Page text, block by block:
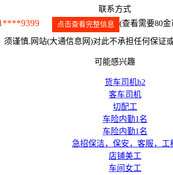
联系方式
点击查看完整信息 (查看需要80金
谨慎.网站(大通信息网)对此不承担任何保证
可能感兴趣
货车司机b2
客车司机
切配工
车险内勤1名
车险内勤1名
急招保洁，保安，客服，工
店铺美工
车间女工